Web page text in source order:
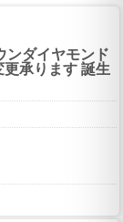
ンダイヤモンド
承ります 誕生